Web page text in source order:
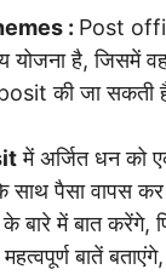
: Post
योजना है,
की जा सकती
में अर्जित धन को
के साथ पैसा
में बात करेंगे,
बातें